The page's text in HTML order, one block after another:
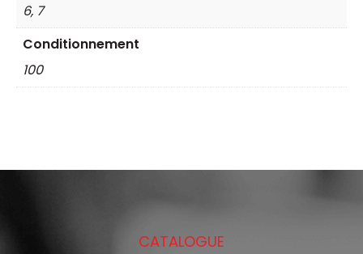
6, 7
Conditionnement
100
CATALOGUE